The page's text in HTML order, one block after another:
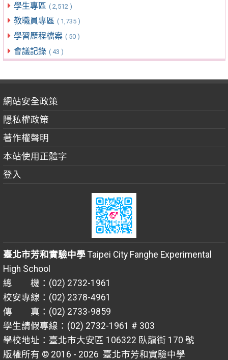
學生專區 ( 2,512 )
教職員專區 ( 1,735 )
學習歷程檔案 ( 50 )
會議記錄 ( 43 )
網站安全政策
隱私權政策
著作權聲明
本站使用正體字
登入
臺北市芳和實驗中學Taipei City Fanghe Experimental
High School
總 機：(02) 2732-1961
校安專線：(02) 2378-4961
傳 真：(02) 2733-9859
學生請假專線：(02) 2732-1961 # 303
學校地址：臺北市大安區 106322 臥龍街 170 號
版權所有 © 2016 - 2026 臺北市芳和實驗中學